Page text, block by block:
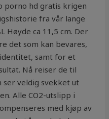
porno hd gratis krigen
fra vår lange
Høyde ca 11,5 cm. Der
det som kan bevares,
samt for et
Nå reiser de til
ser veldig svekket ut
Alle CO2-utslipp i
med kjøp av